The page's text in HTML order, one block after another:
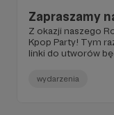
Zapraszamy
Z okazji naszego
Kpop Party! Tym
linki do utworów
to zawczasu!
wydarzenia